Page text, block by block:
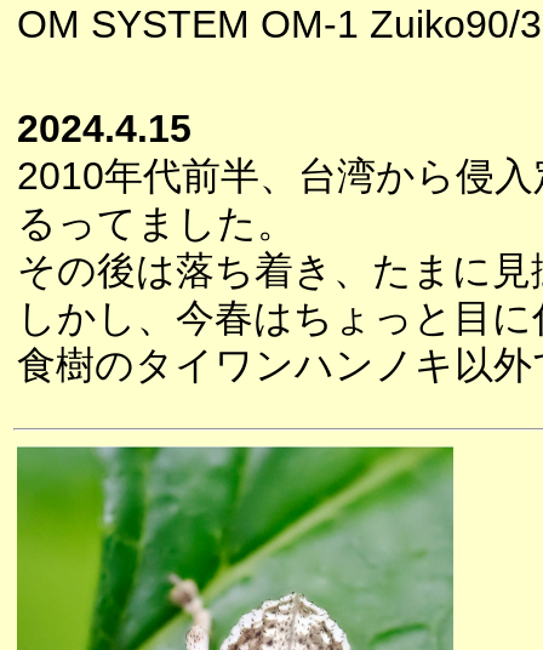
OM SYSTEM OM-1 Zuiko90/
2024.4.15
2010年代前半、台湾から侵
るってました。
その後は落ち着き、たまに
しかし、今春はちょっと目
食樹のタイワンハンノキ以